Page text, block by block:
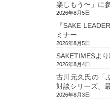
楽しもう〜」に
2026年8月5日
『SAKE
ミナー
2026年8月5日
SAKETIMESよ
2026年8月4日
古川元久氏の「
対談シリーズ、
2026年8月3日